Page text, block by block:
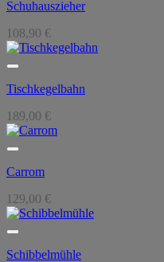
Schuhauszieher
108,90 €
Tischkegelbahn
189,00 €
Carrom
129,00 €
Schibbelmühle